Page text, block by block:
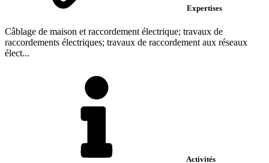
Expertises
Câblage de maison et raccordement électrique; travaux de
raccordements électriques; travaux de raccordement aux réseaux
élect...
Activités